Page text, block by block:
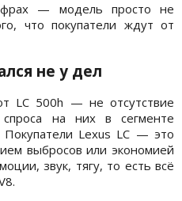
— модель просто не
что покупатели ждут от
не у дел
LC 500h — не отсутствие
спроса на них в сегменте
Покупатели Lexus LC — это
выбросов или экономией
звук, тягу, то есть всё